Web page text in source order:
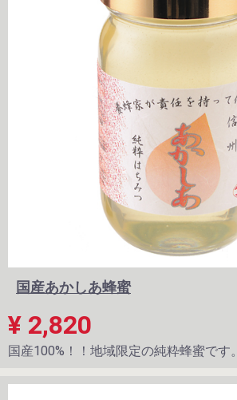
国産あかしあ蜂蜜
¥ 2,820
国産100%！！地域限定の純粋蜂蜜です。